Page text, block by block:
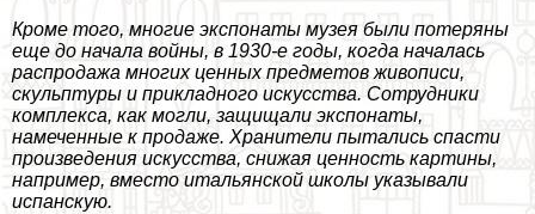
Кроме того, многие экспонаты музея были потеряны
еще до начала войны, в 1930-е годы, когда началась
распродажа многих ценных предметов живописи,
скульптуры и прикладного искусства. Сотрудники
комплекса, как могли, защищали экспонаты,
намеченные к продаже. Хранители пытались спасти
произведения искусства, снижая ценность картины,
например, вместо итальянской школы указывали
испанскую.